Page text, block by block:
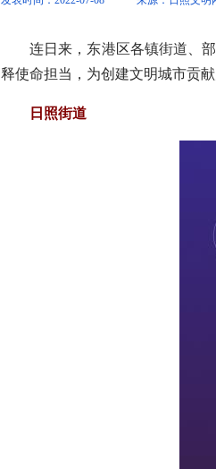
连日来，东港区各镇街道、部
释使命担当，为创建文明城市贡
日照街道